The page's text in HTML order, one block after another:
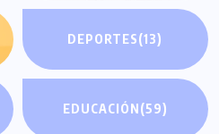
DEPORTES(13)
EDUCACIÓN(59)